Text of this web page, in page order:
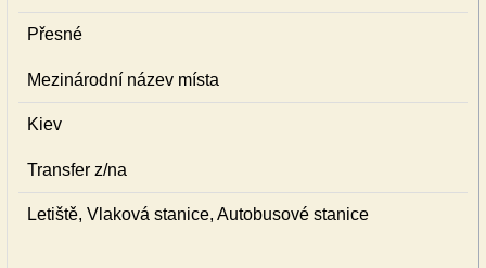
Přesné
Mezinárodní název místa
Kiev
Transfer z/na
Letiště, Vlaková stanice, Autobusové stanice